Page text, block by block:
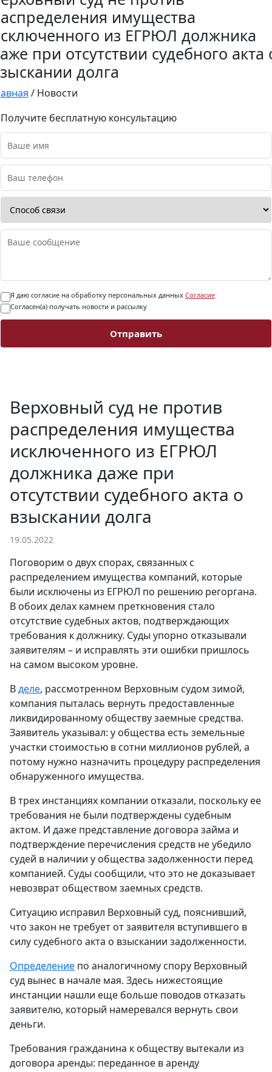
имущества
из ЕГРЮЛ должника
при отсутствии судебного акта
долга
/ Новости
Получите бесплатную консультацию
Я даю согласие на обработку персональных данных Согласие
Согласен(а) получать новости и рассылку
Отправить
Верховный суд не против
распределения имущества
исключенного из ЕГРЮЛ
должника даже при
отсутствии судебного акта о
взыскании долга
19.05.2022
Поговорим о двух спорах, связанных с
распределением имущества компаний, которые
были исключены из ЕГРЮЛ по решению регоргана.
В обоих делах камнем преткновения стало
отсутствие судебных актов, подтверждающих
требования к должнику. Суды упорно отказывали
заявителям – и исправлять эти ошибки пришлось
на самом высоком уровне.
Вделе, рассмотренном Верховным судом зимой,
компания пыталась вернуть предоставленные
ликвидированному обществу заемные средства.
Заявитель указывал: у общества есть земельные
участки стоимостью в сотни миллионов рублей, а
потому нужно назначить процедуру распределения
обнаруженного имущества.
В трех инстанциях компании отказали, поскольку ее
требования не были подтверждены судебным
актом. И даже представление договора займа и
подтверждение перечисления средств не убедило
судей в наличии у общества задолженности перед
компанией. Суды сообщили, что это не доказывает
невозврат обществом заемных средств.
Ситуацию исправил Верховный суд, пояснивший,
что закон не требует от заявителя вступившего в
силу судебного акта о взыскании задолженности.
Определение по аналогичному спору Верховный
суд вынес в начале мая. Здесь нижестоящие
инстанции нашли еще больше поводов отказать
заявителю, который намеревался вернуть свои
деньги.
Требования гражданина к обществу вытекали из
договора аренды: переданное в аренду